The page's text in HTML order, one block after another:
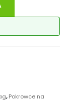
,Pokrowce na